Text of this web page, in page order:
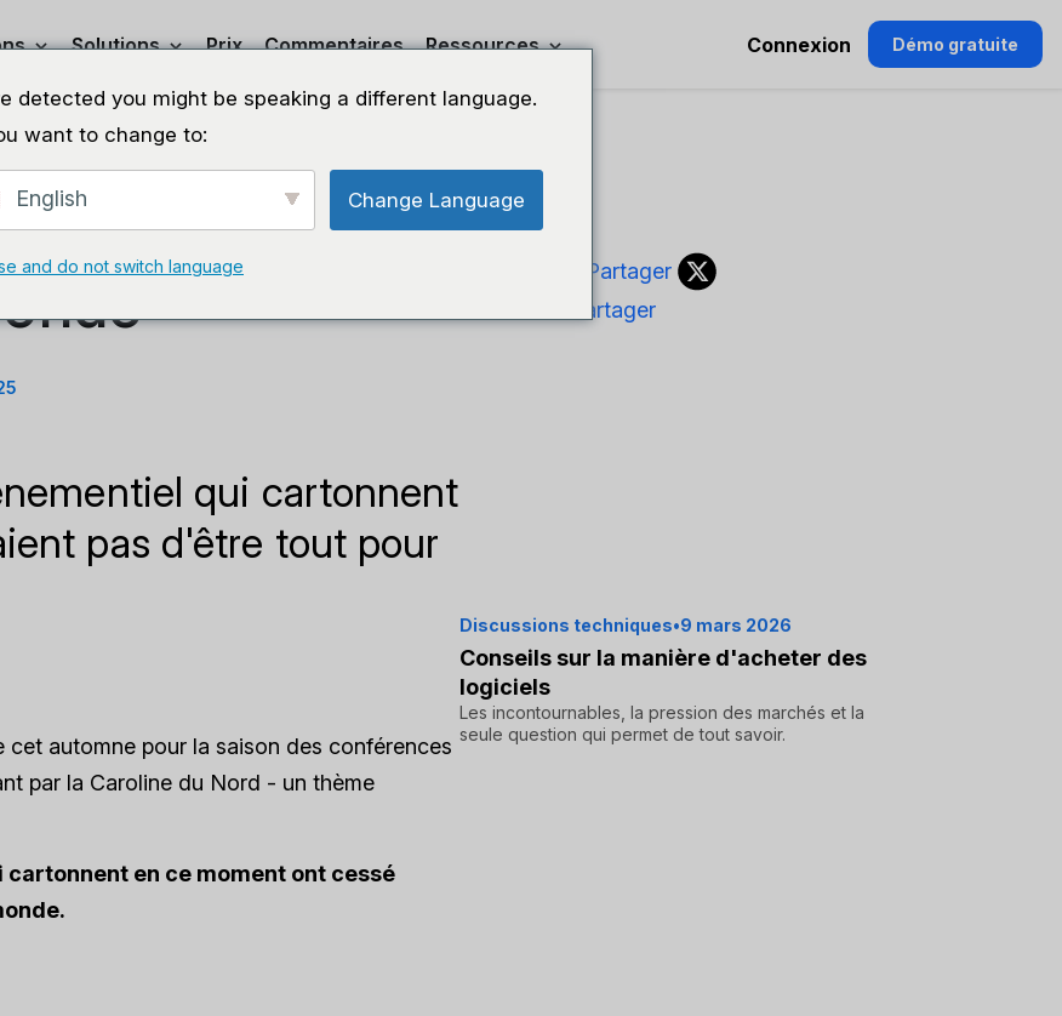
Solutions Prix Commentaires Ressources Connexion Démo gratuite
d'être tout
qui cartonnent
pas d'être tout pour
automne pour la saison des conférences
par la Caroline du Nord - un thème
en ce moment ont cessé
Discussions techniques•9 mars 2026
Conseils sur la manière d'acheter des
logiciels
Les incontournables, la pression des marchés et la
seule question qui permet de tout savoir.
detected you might be speaking a different language.
want to change to:
English Change Language
and do not switch language